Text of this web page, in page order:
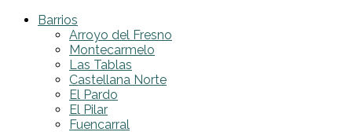
Barrios
Arroyo del Fresno
Montecarmelo
Las Tablas
Castellana Norte
El Pardo
El Pilar
Fuencarral